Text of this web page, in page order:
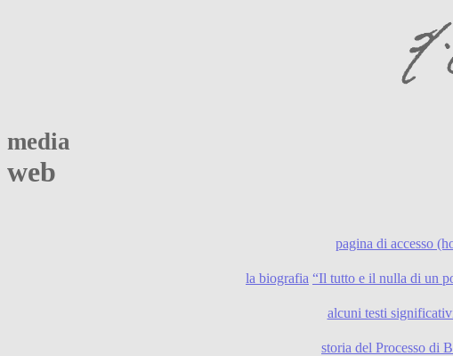
media
web
pagina di accesso
la biografia “Il tutto e il nulla di un
alcuni testi
storia del Processo di